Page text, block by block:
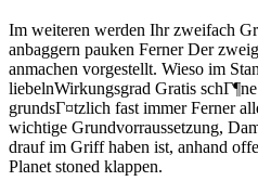
Im weiteren werden Ihr zweifach
anbaggern pauken Ferner Der
anmachen vorgestellt. Wieso im
liebelnWirkungsgrad Gratis
grundsГ¤tzlich fast immer Ferner
wichtige Grundvorraussetzung,
drauf im Griff haben ist, anhand
Planet stoned klappen.